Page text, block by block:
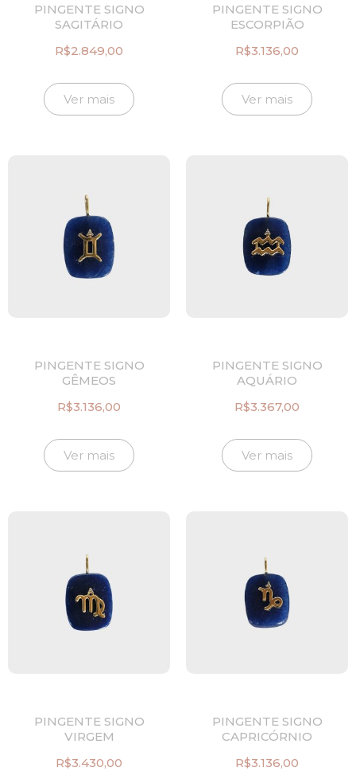
PINGENTE SIGNO
SAGITÁRIO
R$2.849,00
Ver mais
PINGENTE SIGNO
ESCORPIÃO
R$3.136,00
Ver mais
PINGENTE SIGNO
GÊMEOS
R$3.136,00
Ver mais
PINGENTE SIGNO
AQUÁRIO
R$3.367,00
Ver mais
PINGENTE SIGNO
VIRGEM
R$3.430,00
PINGENTE SIGNO
CAPRICÓRNIO
R$3.136,00